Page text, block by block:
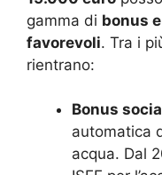
gamma di bonus
favorevoli. Tra i
rientrano:
Bonus
automatica
acqua. Dal